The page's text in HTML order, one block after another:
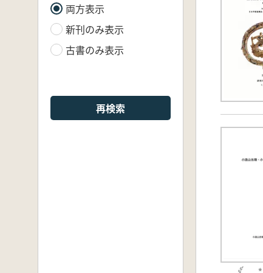
両方表示
新刊のみ表示
古書のみ表示
再検索